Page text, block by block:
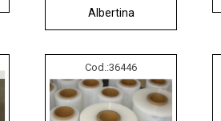
Albertina
Cod.:36446